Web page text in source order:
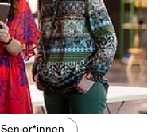
Senior*innen